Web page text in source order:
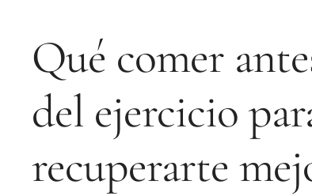
Qué comer
del ejercicio
recuperarte